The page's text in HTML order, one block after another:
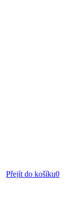
Přejít do košíku0